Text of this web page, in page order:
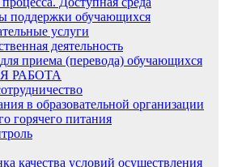
поддержки обучающихся
услуги
деятельность
приема (перевода) обучающихся
РАБОТА
в образовательной организации
горячего питания
качества условий осуществления